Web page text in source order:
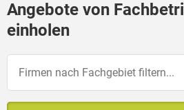
Angebote von
einholen